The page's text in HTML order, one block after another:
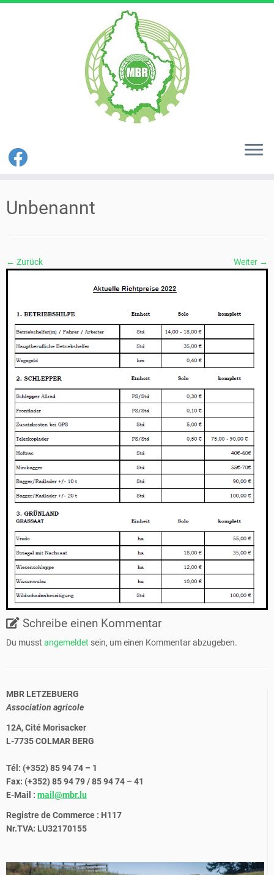
Inhalt
springen
Unbenannt
← Zurück Weiter →
Schreibe einen Kommentar
Du musst angemeldet sein, um einen Kommentar abzugeben.
MBR LETZEBUERG
Association agricole
12A, Cité Morisacker
L-7735 COLMAR BERG
Tél: (+352) 85 94 74 – 1
Fax: (+352) 85 94 79 / 85 94 74 – 41
E-Mail : mail@mbr.lu
Registre de Commerce : H117
Nr.TVA: LU32170155